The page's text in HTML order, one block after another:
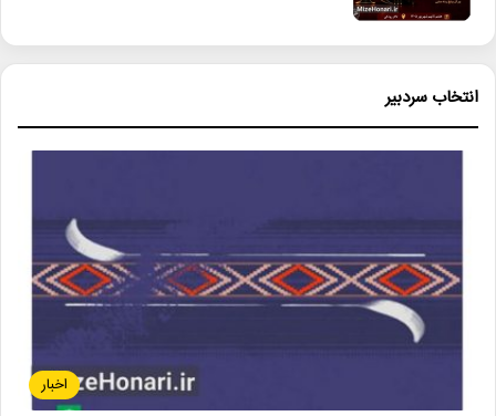
انتخاب سردبیر
اخبار